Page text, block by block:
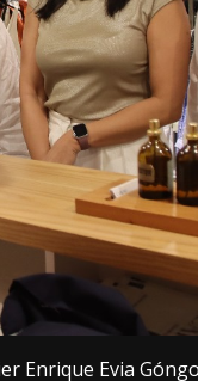
Enrique Evia